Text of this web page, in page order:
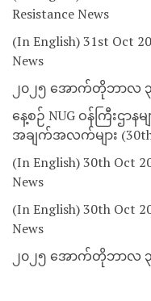
Resistance News
(In English) 31st Oct
News
၂၀၂၅ အောက်တိုဘာလ
နေ့စဉ် NUG ဝန်ကြီးဌ
အချက်အလက်များ (30th
(In English) 30th Oct
News
(In English) 30th Oct
News
၂၀၂၅ အောက်တိုဘာလ